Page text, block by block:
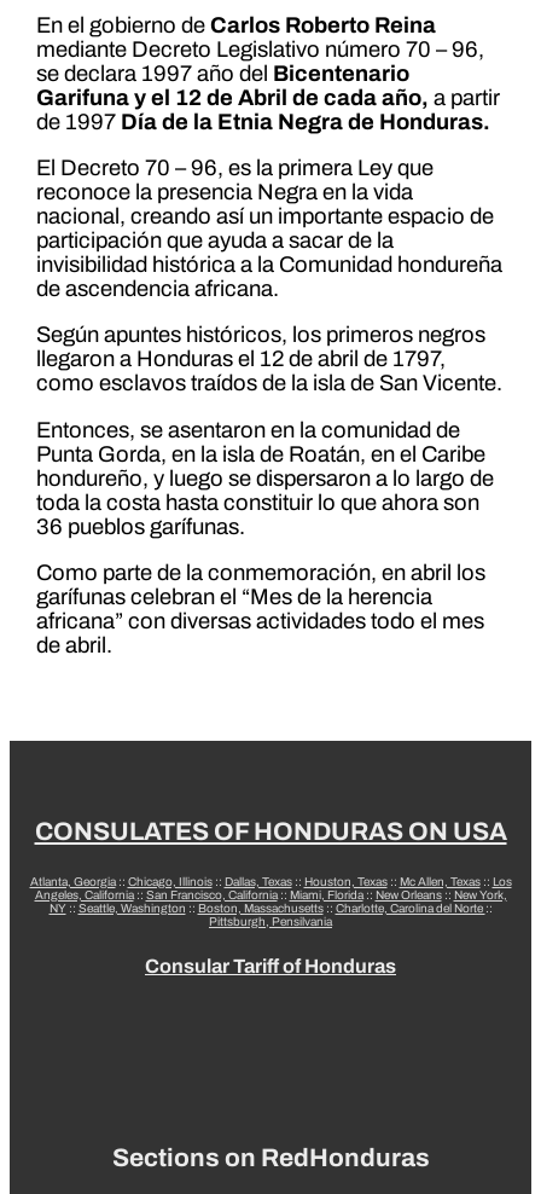
En el gobierno de Carlos Roberto Reina
mediante Decreto Legislativo número 70 – 96,
se declara 1997 año del Bicentenario
Garifuna y el 12 de Abril de cada año, a partir
de 1997Día de la Etnia Negra de Honduras.
El Decreto 70 – 96, es la primera Ley que
reconoce la presencia Negra en la vida
nacional, creando así un importante espacio de
participación que ayuda a sacar de la
invisibilidad histórica a la Comunidad hondureña
de ascendencia africana.
Según apuntes históricos, los primeros negros
llegaron a Honduras el 12 de abril de 1797,
como esclavos traídos de la isla de San Vicente.
Entonces, se asentaron en la comunidad de
Punta Gorda, en la isla de Roatán, en el Caribe
hondureño, y luego se dispersaron a lo largo de
toda la costa hasta constituir lo que ahora son
36 pueblos garífunas.
Como parte de la conmemoración, en abril los
garífunas celebran el “Mes de la herencia
africana” con diversas actividades todo el mes
de abril.
CONSULATES OF HONDURAS ON USA
Atlanta, Georgia:: Chicago, Illinois:: Dallas, Texas:: Houston, Texas:: Mc Allen, Texas:: Los
Angeles, California:: San Francisco, California:: Miami, Florida:: New Orleans:: New York,
NY:: Seattle, Washington :: Boston, Massachusetts:: Charlotte, Carolina del Norte ::
Pittsburgh, Pensilvania
Consular Tariff of Honduras
Sections on RedHonduras